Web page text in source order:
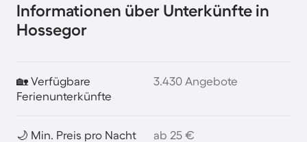
Informationen über Unterkünfte in
Hossegor
🏡 Verfügbare
Ferienunterkünfte
3.430 Angebote
🌙 Min. Preis pro Nacht ab 25 €